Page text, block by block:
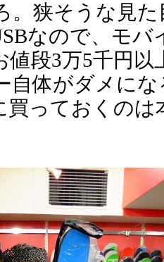
。狭そうな見
なので、モ
値段3万5千円
自体がダメに
買っておくの